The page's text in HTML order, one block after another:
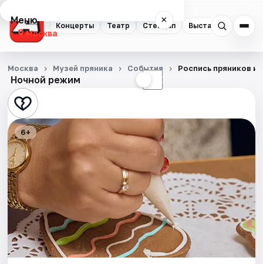
Концерты Театр Стендап Выставки
Меню ×
Москва
Концерты
Театр
Стендап
Выставки
Квесты
Экскурсии
Спорт
События
Ночной режим ☾
Москва Музей пряника События Роспись пряников и
6+